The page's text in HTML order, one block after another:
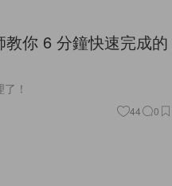
你 6 分鐘快速完成的
！
44 0